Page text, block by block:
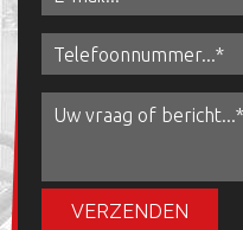
VERZENDEN